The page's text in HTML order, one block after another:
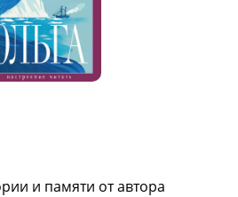
и памяти от автора